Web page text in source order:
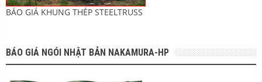
BÁO GIÁ KHUNG THÉP STEELTRUSS
BÁO GIÁ NGÓI NHẬT BẢN NAKAMURA-HP